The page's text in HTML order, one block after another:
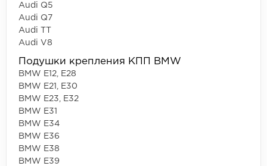
Audi Q5
Audi Q7
Audi TT
Audi V8
Подушки крепления КПП BMW
BMW E12, E28
BMW E21, E30
BMW E23, E32
BMW E31
BMW E34
BMW E36
BMW E38
BMW E39